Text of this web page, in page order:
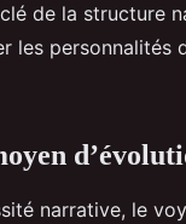
de la structure
les personnalités
narrative, le